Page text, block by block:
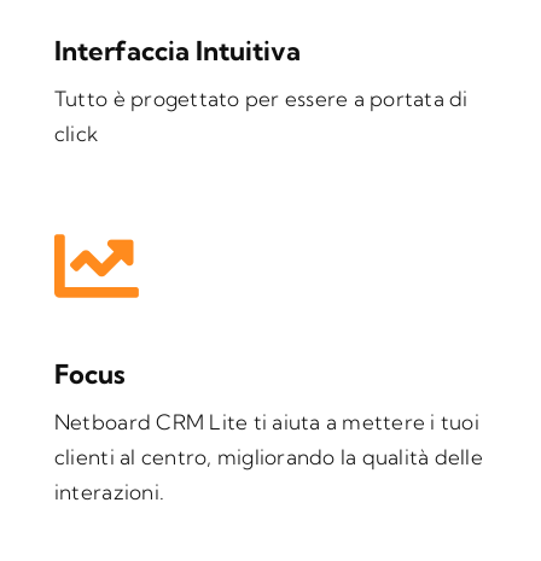
Interfaccia Intuitiva
Tutto è progettato per essere a portata di
click
Focus
Netboard CRM Lite ti aiuta a mettere i tuoi
clienti al centro, migliorando la qualità delle
interazioni.